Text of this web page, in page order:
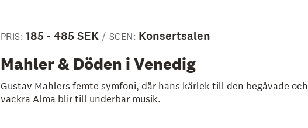
PRIS: 185 - 485 SEK SCEN: Konsertsalen
Mahler & Döden i Venedig
Gustav Mahlers femte symfoni, där hans kärlek till den begåvade och
vackra Alma blir till underbar musik.